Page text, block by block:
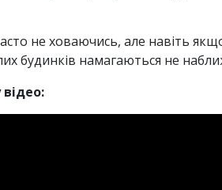
не ховаючись, але навіть якщо
будинків намагаються не